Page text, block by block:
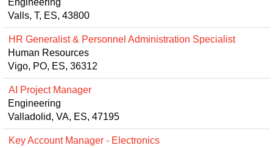
Engineering
Valls, T, ES, 43800
HR Generalist & Personnel Administration Specialist
Human Resources
Vigo, PO, ES, 36312
AI Project Manager
Engineering
Valladolid, VA, ES, 47195
Key Account Manager - Electronics